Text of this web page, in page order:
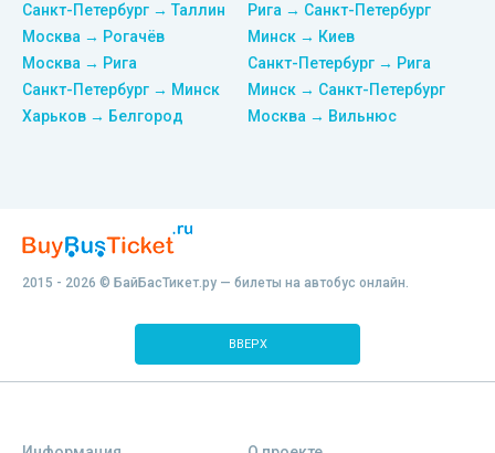
Санкт-Петербург → Таллин
Москва → Рогачёв
Москва → Рига
Санкт-Петербург → Минск
Харьков → Белгород
Рига → Санкт-Петербург
Минск → Киев
Санкт-Петербург → Рига
Минск → Санкт-Петербург
Москва → Вильнюс
2015 - 2026 © БайБасТикет.ру — билеты на автобус онлайн.
ВВЕРХ